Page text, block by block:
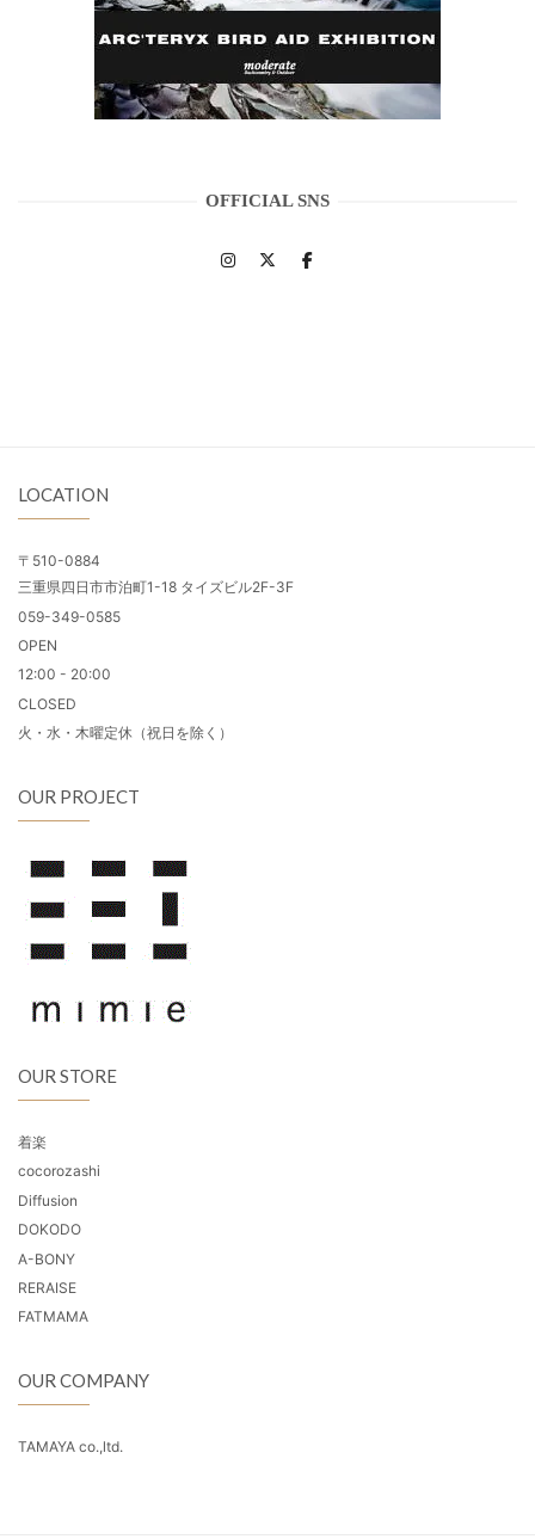
OFFICIAL SNS
LOCATION
〒510-0884
三重県四日市市泊町1-18 タイズビル2F-3F
059-349-0585
OPEN
12:00 - 20:00
CLOSED
火・水・木曜定休（祝日を除く）
OUR PROJECT
OUR STORE
着楽
cocorozashi
Diffusion
DOKODO
A-BONY
RERAISE
FATMAMA
OUR COMPANY
TAMAYA co.,ltd.